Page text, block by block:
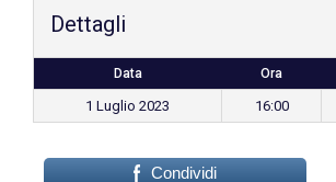
Dettagli
Data Ora
1 Luglio 2023 16:00
Condividi